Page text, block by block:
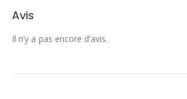
Avis
Il n’y a pas encore d’avis.